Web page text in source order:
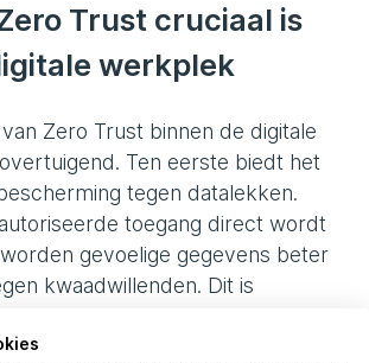
Trust cruciaal is
werkplek
Zero Trust binnen de digitale
Ten eerste biedt het
tegen datalekken.
toegang direct wordt
gevoelige gegevens beter
kwaadwillenden. Dit is
en reputatieschade veroorzaken.